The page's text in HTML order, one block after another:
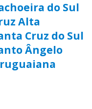
do Sul
Alta
Cruz do Sul
Ângelo